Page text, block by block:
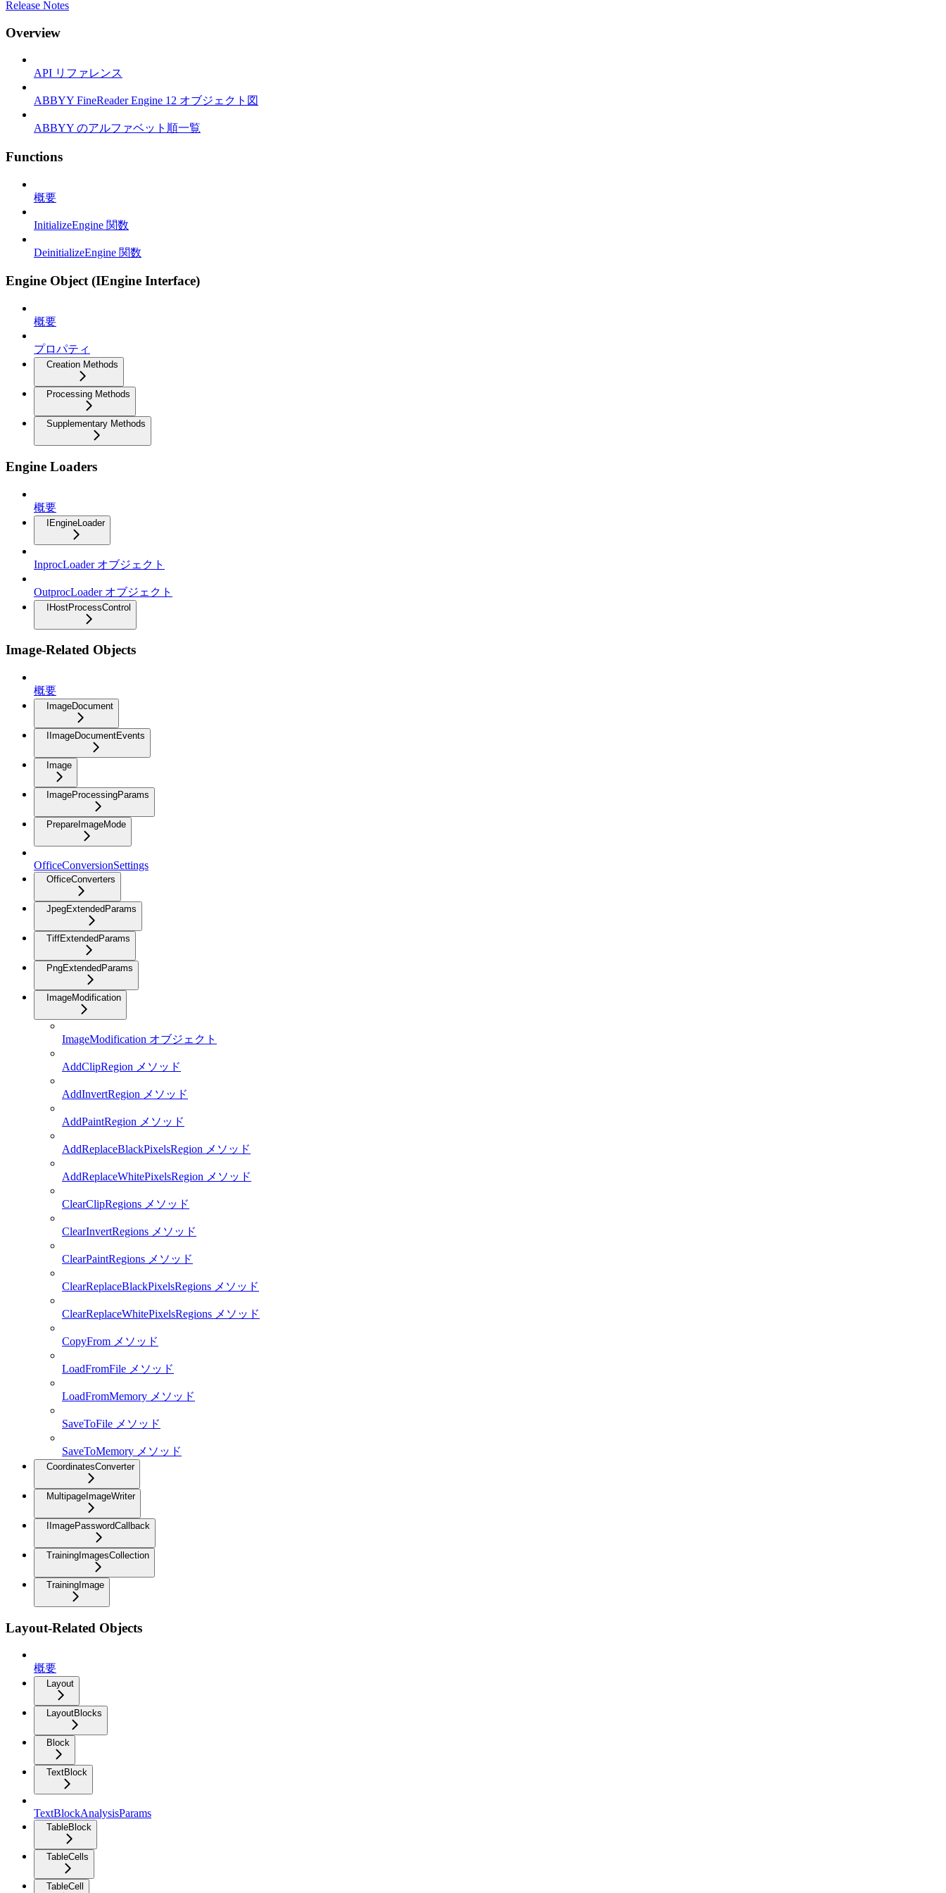
Release Notes
Overview
API リファレンス
ABBYY FineReader Engine 12 オブジェクト図
ABBYY のアルファベット順一覧
Functions
概要
InitializeEngine 関数
DeinitializeEngine 関数
Engine Object (IEngine Interface)
概要
プロパティ
Creation Methods
Processing Methods
Supplementary Methods
Engine Loaders
概要
IEngineLoader
InprocLoader オブジェクト
OutprocLoader オブジェクト
IHostProcessControl
Image-Related Objects
概要
ImageDocument
IImageDocumentEvents
Image
ImageProcessingParams
PrepareImageMode
OfficeConversionSettings
OfficeConverters
JpegExtendedParams
TiffExtendedParams
PngExtendedParams
ImageModification
ImageModification オブジェクト
AddClipRegion メソッド
AddInvertRegion メソッド
AddPaintRegion メソッド
AddReplaceBlackPixelsRegion メソッド
AddReplaceWhitePixelsRegion メソッド
ClearClipRegions メソッド
ClearInvertRegions メソッド
ClearPaintRegions メソッド
ClearReplaceBlackPixelsRegions メソッド
ClearReplaceWhitePixelsRegions メソッド
CopyFrom メソッド
LoadFromFile メソッド
LoadFromMemory メソッド
SaveToFile メソッド
SaveToMemory メソッド
CoordinatesConverter
MultipageImageWriter
IImagePasswordCallback
TrainingImagesCollection
TrainingImage
Layout-Related Objects
概要
Layout
LayoutBlocks
Block
TextBlock
TextBlockAnalysisParams
TableBlock
TableCells
TableCell